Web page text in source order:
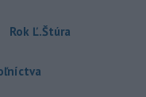
Rok Ľ.Štúra